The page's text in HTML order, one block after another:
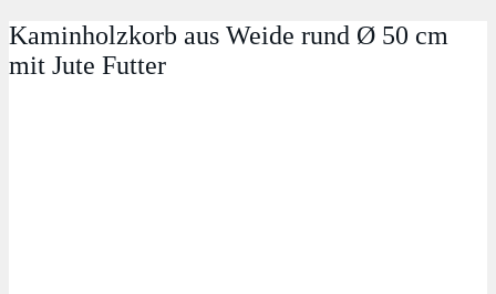
Kaminholzkorb aus Weide rund Ø 50 cm
mit Jute Futter